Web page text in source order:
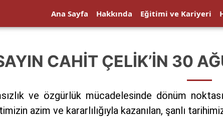
Ana Sayfa Hakkında Eğitimi ve Kariyeri
CAHIT ÇELİK’IN 30
ve özgürlük mücadelesinde dönüm
azim ve kararlılığıyla kazanılan, şanlı